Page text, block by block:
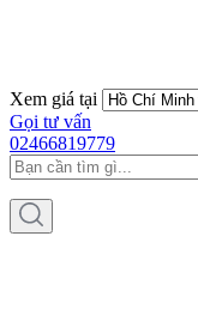
Xem giá tại
Gọi tư vấn
02466819779